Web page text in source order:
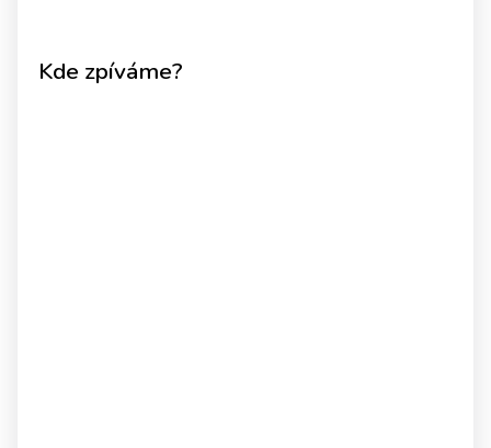
Kde zpíváme?